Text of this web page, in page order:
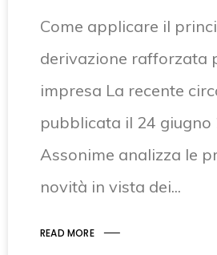
Come applicare il
derivazione rafforzata
impresa La recente
pubblicata il 24 giugno
Assonime analizza le
novità in vista dei
READ MORE